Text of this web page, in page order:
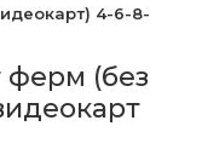
4-6-8-
ферм (без